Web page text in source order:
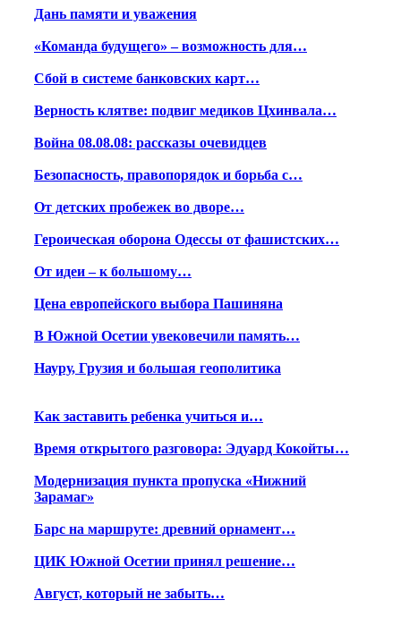
Дань памяти и уважения
«Команда будущего» – возможность для…
Сбой в системе банковских карт…
Верность клятве: подвиг медиков Цхинвала…
Война 08.08.08: рассказы очевидцев
Безопасность, правопорядок и борьба с…
От детских пробежек во дворе…
Героическая оборона Одессы от фашистских…
От идеи – к большому…
Цена европейского выбора Пашиняна
В Южной Осетии увековечили память…
Науру, Грузия и большая геополитика
Как заставить ребенка учиться и…
Время открытого разговора: Эдуард Кокойты…
Модернизация пункта пропуска «Нижний
Зарамаг»
Барс на маршруте: древний орнамент…
ЦИК Южной Осетии принял решение…
Август, который не забыть…